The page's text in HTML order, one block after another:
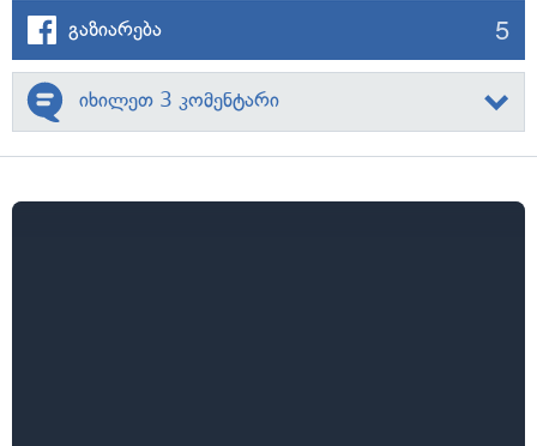
გაზიარება 5
იხილეთ 3 კომენტარი